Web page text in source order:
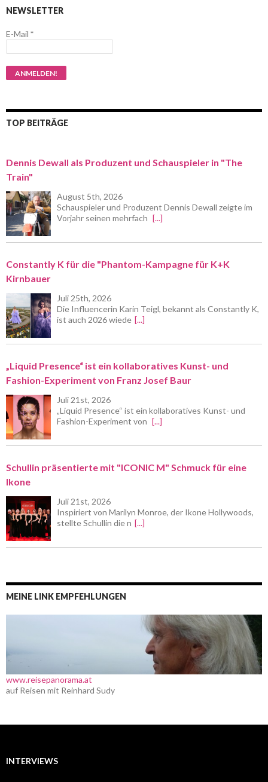
NEWSLETTER
E-Mail *
TOP BEITRÄGE
Dennis Dewall als Produzent und Schauspieler in "The
Train"
August 5th, 2026
Schauspieler und Produzent Dennis Dewall zeigte im
Vorjahr seinen mehrfach
[...]
Constantly K für die "Phantom-Kampagne für K+K
Kirnbauer
Juli 25th, 2026
Die Influencerin Karin Teigl, bekannt als Constantly K,
ist auch 2026 wiede [...]
„Liquid Presence“ ist ein kollaboratives Kunst- und
Fashion-Experiment von Franz Josef Baur
Juli 21st, 2026
„Liquid Presence“ ist ein kollaboratives Kunst- und
Fashion-Experiment von
[...]
Schullin präsentierte mit "ICONIC M" Schmuck für eine
Ikone
Juli 21st, 2026
Inspiriert von Marilyn Monroe, der Ikone Hollywoods,
stellte Schullin die n [...]
MEINE LINK EMPFEHLUNGEN
www.reisepanorama.at
auf Reisen mit Reinhard Sudy
INTERVIEWS